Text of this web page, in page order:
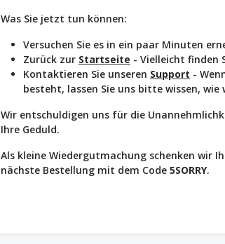
Was Sie jetzt tun können:
Versuchen Sie es in ein paar Minuten
Zurück zur Startseite - Vielleicht finden
Kontaktieren Sie unseren Support -
besteht, lassen Sie uns bitte wissen,
Wir entschuldigen uns für die
Ihre Geduld.
Als kleine Wiedergutmachung schenken wir
nächste Bestellung mit dem Code 5SORRY.